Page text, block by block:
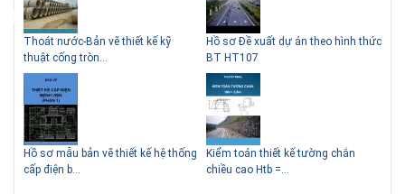
Thiết kế nhà siêu nhỏ độc đáo
Thoát nước-Bản vẽ thiết kế kỹ
thuật cống tròn...
Hồ sơ mẫu bản vẽ thiết kế hệ thống
cấp điện b...
Hồ sơ Đề xuất dự án theo hình thức
BT HT107
Kiểm toán thiết kế tường chắn
chiều cao Htb =...